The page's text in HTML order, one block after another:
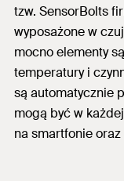
tzw. SensorBolts
wyposażone w
mocno elementy
temperatury i
są automatycznie
mogą być w
na smartfonie